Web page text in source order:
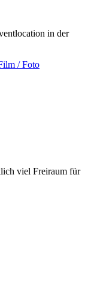
in der
/ Foto
viel Freiraum für